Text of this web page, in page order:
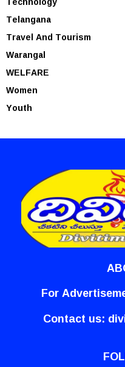
Telangana
Travel And Tourism
Warangal
WELFARE
Women
Youth
For
Contact us: